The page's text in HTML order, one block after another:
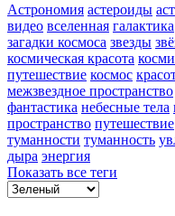
Астрономия астероиды
видео вселенная галактика
загадки космоса звезды
космическая красота
путешествие космос
межзвездное пространство
фантастика небесные тела
пространство путешествие
туманности туманность
дыра энергия
Показать все теги